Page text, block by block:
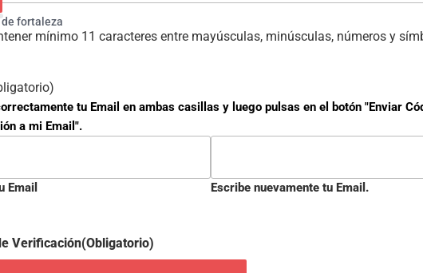
fortaleza
mínimo 11 caracteres entre mayúsculas, minúsculas, números y
tu Email en ambas casillas y luego pulsas en el botón "Enviar
a mi Email".
Email Escribe nuevamente tu Email.
Verificación(Obligatorio)